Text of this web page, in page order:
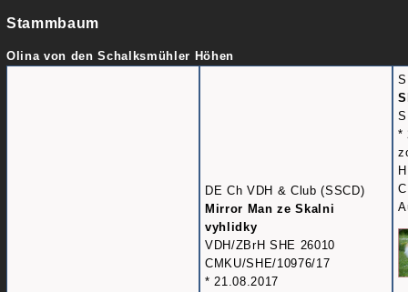
Stammbaum
Olina von den Schalksmühler Höhen
DE Ch VDH & Club (SSCD)
Mirror Man ze Skalni
vyhlidky
VDH/ZBrH SHE 26010
CMKU/SHE/10976/17
* 21.08.2017
*